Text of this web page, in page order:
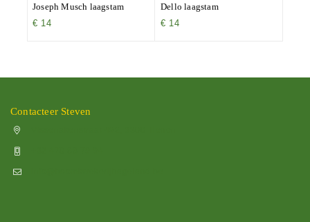
Joseph Musch laagstam
€ 14
Dello laagstam
€ 14
Contacteer Steven